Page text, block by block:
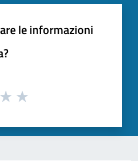
le informazioni